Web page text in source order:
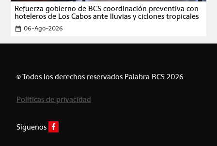
Refuerza gobierno de BCS coordinación preventiva con
hoteleros de Los Cabos ante lluvias y ciclones tropicales
date_range 06-Ago-2026
© Todos los derechos reservados Palabra BCS 2026
Políticas de privacidad
Síguenos